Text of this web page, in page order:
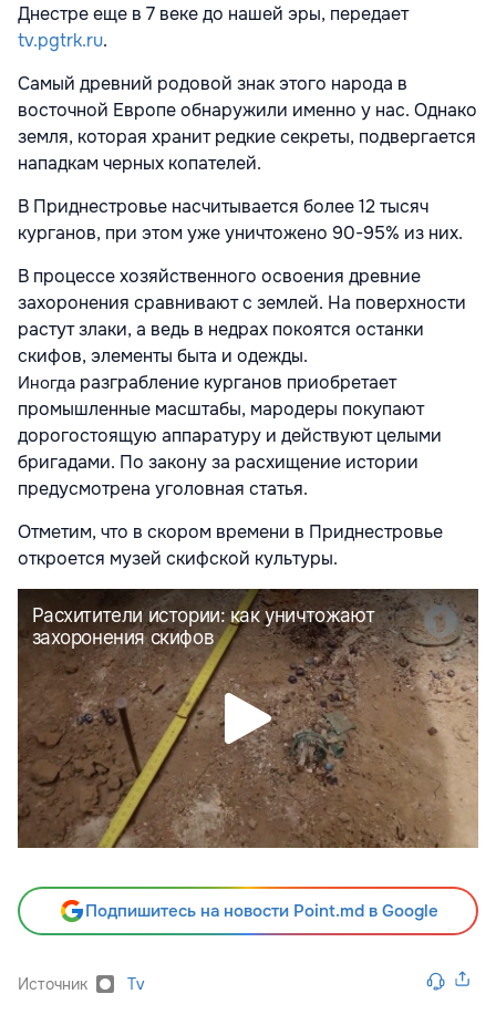
Днестре еще в 7 веке до нашей эры, передает
tv.pgtrk.ru.
Самый древний родовой знак этого народа в
восточной Европе обнаружили именно у нас. Однако
земля, которая хранит редкие секреты, подвергается
нападкам черных копателей.
В Приднестровье насчитывается более 12 тысяч
курганов, при этом уже уничтожено 90-95% из них.
В процессе хозяйственного освоения древние
захоронения сравнивают с землей. На поверхности
растут злаки, а ведь в недрах покоятся останки
скифов, элементы быта и одежды.
Иногда разграбление курганов приобретает
промышленные масштабы, мародеры покупают
дорогостоящую аппаратуру и действуют целыми
бригадами. По закону за расхищение истории
предусмотрена уголовная статья.
Отметим, что в скором времени в Приднестровье
откроется музей скифской культуры.
Подпишитесь на новости Point.md в Google
Источник Tv